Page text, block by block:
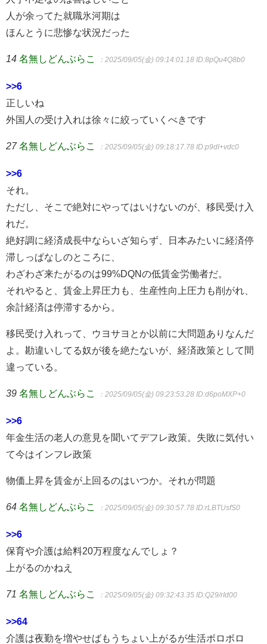
人が余ってた就職氷河期は
ほんとうに悲惨な状況だった
14 名無しどんぶらこ ：2025/09/05(金) 09:14:01.18 ID:8pQu4Q8b0
>>6
正しいね
外国人の受け入れは徐々に絞っていくべきです
27 名無しどんぶらこ ：2025/09/05(金) 09:18:17.78 ID:p9dI+vdc0
>>6
それ。
ただし、そこで絶対にやってはいけないのが、移民受け入
れだ。
絶好調に経済成長中ならいざ知らず、日本みたいに経済停
滞しっぱなしのところに、
わざわざ来たがるのは99%DQNの低賃金労働者だ。
それやると、賃金上昇圧力も、生産性向上圧力も削がれ、
余計経済は停滞するから。
移民受け入れって、ウヨサヨとか以前に大問題ありなんだ
よ。勘違いしてる奴が後を絶たないが、経済政策として間
違っている。
39 名無しどんぶらこ ：2025/09/05(金) 09:23:53.28 ID:d6poMXP+0
>>6
年金生活の老人の意見を聞いてデフレ政策。失敗に気付い
て今はインフレ政策
物価上昇を賃金が上回るのはいつか。それが問題
64 名無しどんぶらこ ：2025/09/05(金) 09:30:57.78 ID:rLBTUsfS0
>>6
保育や介護は給料20万程度なんでしょ？
上がるのかねえ
71 名無しどんぶらこ ：2025/09/05(金) 09:32:43.35 ID:Q29/rId00
>>64
介護は夜勤を増やせばもうちょい上がるが生活ボロボロ